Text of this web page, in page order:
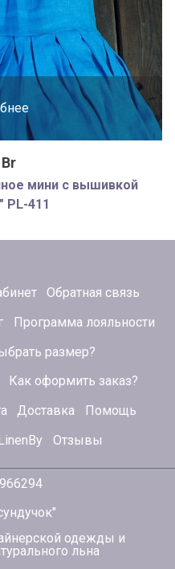
мини с вышивкой
PL-411
Обратная связь
Программа лояльности
размер?
Как оформить заказ?
Доставка
Помощь
Отзывы
одежды и
льна